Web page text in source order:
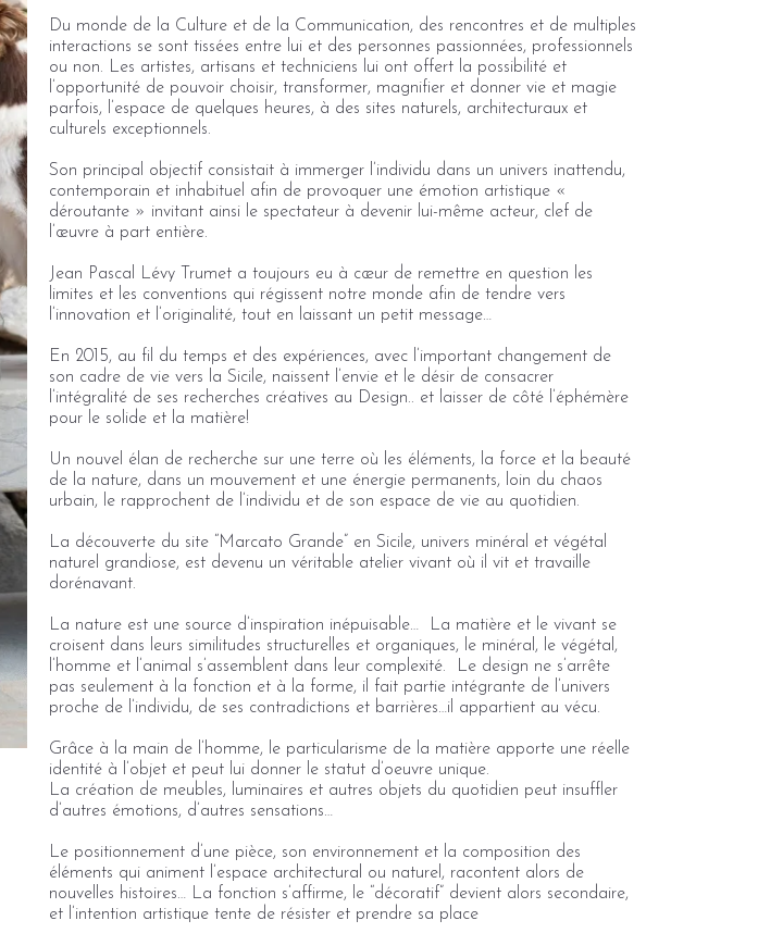
Du monde de la Culture et de la Communication, des rencontres et de multiples
interactions se sont tissées entre lui et des personnes passionnées, professionnels
ou non. Les artistes, artisans et techniciens lui ont offert la possibilité et
l’opportunité de pouvoir choisir, transformer, magnifier et donner vie et magie
parfois, l’espace de quelques heures, à des sites naturels, architecturaux et
culturels exceptionnels.
Son principal objectif consistait à immerger l’individu dans un univers inattendu,
contemporain et inhabituel afin de provoquer une émotion artistique «
déroutante » invitant ainsi le spectateur à devenir lui-même acteur, clef de
l’œuvre à part entière.
Jean Pascal Lévy Trumet a toujours eu à cœur de remettre en question les
limites et les conventions qui régissent notre monde afin de tendre vers
l’innovation et l’originalité, tout en laissant un petit message…
En 2015, au fil du temps et des expériences, avec l’important changement de
son cadre de vie vers la Sicile, naissent l’envie et le désir de consacrer
l’intégralité de ses recherches créatives au Design.. et laisser de côté l’éphémère
pour le solide et la matière!
Un nouvel élan de recherche sur une terre où les éléments, la force et la beauté
de la nature, dans un mouvement et une énergie permanents, loin du chaos
urbain, le rapprochent de l’individu et de son espace de vie au quotidien.
La découverte du site “Marcato Grande” en Sicile, univers minéral et végétal
naturel grandiose, est devenu un véritable atelier vivant où il vit et travaille
dorénavant.
La nature est une source d’inspiration inépuisable… La matière et le vivant se
croisent dans leurs similitudes structurelles et organiques, le minéral, le végétal,
l’homme et l’animal s’assemblent dans leur complexité. Le design ne s’arrête
pas seulement à la fonction et à la forme, il fait partie intégrante de l’univers
proche de l’individu, de ses contradictions et barrières…il appartient au vécu.
Grâce à la main de l’homme, le particularisme de la matière apporte une réelle
identité à l’objet et peut lui donner le statut d’oeuvre unique.
La création de meubles, luminaires et autres objets du quotidien peut insuffler
d’autres émotions, d’autres sensations…
Le positionnement d’une pièce, son environnement et la composition des
éléments qui animent l’espace architectural ou naturel, racontent alors de
nouvelles histoires… La fonction s’affirme, le “décoratif” devient alors secondaire,
et l’intention artistique tente de résister et prendre sa place